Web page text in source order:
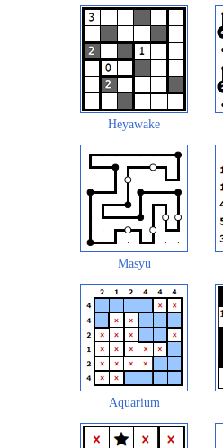
Heyawake
Masyu
Aquarium